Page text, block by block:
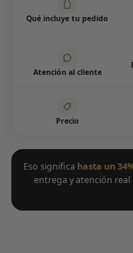
Qué incluye tu pedido
Atención al cliente
Precio
Eso significa hasta un
entrega y atención